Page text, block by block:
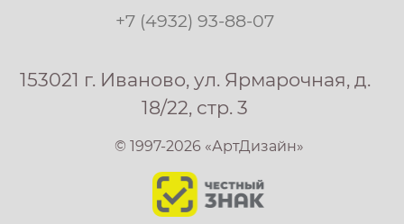
+7 (4932) 93-88-07
153021 г. Иваново, ул. Ярмарочная, д.
18/22, стр. 3
© 1997-2026 «АртДизайн»